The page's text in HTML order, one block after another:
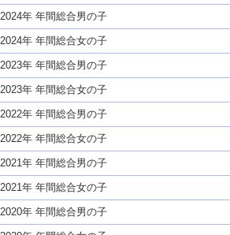
2024年 年間総合男の子
2024年 年間総合女の子
2023年 年間総合男の子
2023年 年間総合女の子
2022年 年間総合男の子
2022年 年間総合女の子
2021年 年間総合男の子
2021年 年間総合女の子
2020年 年間総合男の子